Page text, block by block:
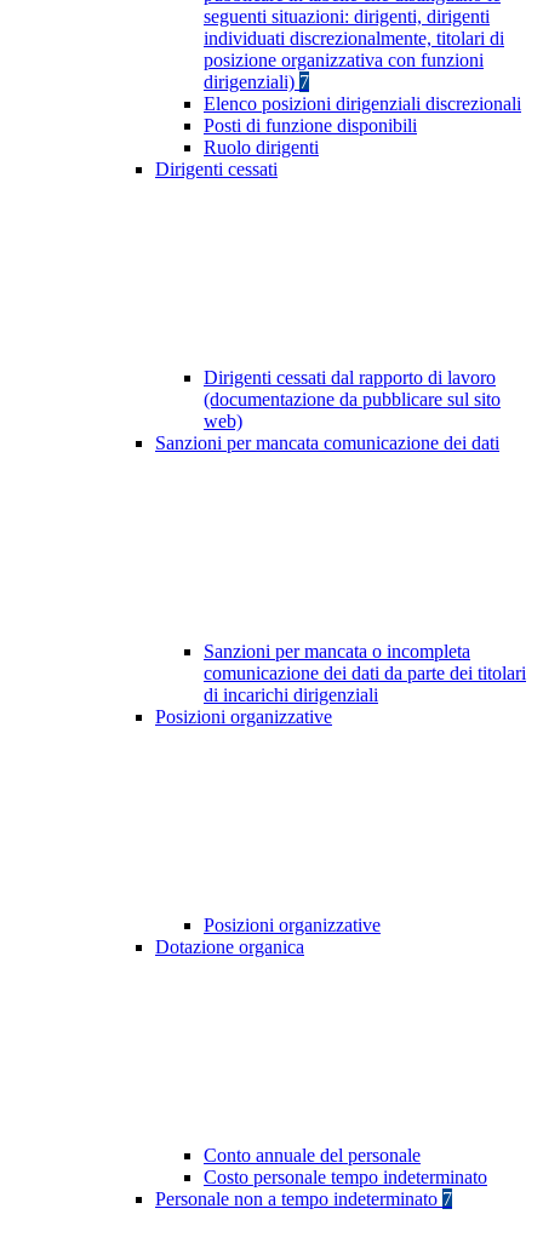
seguenti situazioni: dirigenti, dirigenti
individuati discrezionalmente, titolari di
posizione organizzativa con funzioni
dirigenziali) 7
Elenco posizioni dirigenziali discrezionali
Posti di funzione disponibili
Ruolo dirigenti
Dirigenti cessati
Dirigenti cessati dal rapporto di lavoro
(documentazione da pubblicare sul sito
web)
Sanzioni per mancata comunicazione dei dati
Sanzioni per mancata o incompleta
comunicazione dei dati da parte dei titolari
di incarichi dirigenziali
Posizioni organizzative
Posizioni organizzative
Dotazione organica
Conto annuale del personale
Costo personale tempo indeterminato
Personale non a tempo indeterminato 7